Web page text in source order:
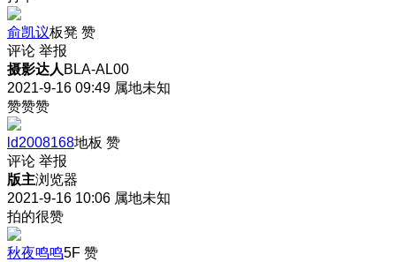
俞凯议板凳 赞
评论 举报
摄影达人 BLA-AL00
2021-9-16 09:49 属地未知
赞赞赞
ld2008168地板 赞
评论 举报
版主浏览器
2021-9-16 10:06 属地未知
拍的很赞
秋夜鸣鸣5F 赞